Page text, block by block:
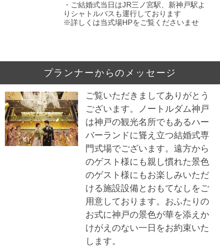
・ご結婚式当日はJR三ノ宮駅、新神戸駅よ
りシャトルバスも運行しております
※詳しくは当式場HPをご覧くださいませ
プランナーからのメッセージ
ご覧いただきましてありがとう
ございます。ノートルダム神戸
は神戸の観光名所でもあるハー
バーランドに聳え立つ結婚式専
門式場でございます。遠方から
のゲスト様にも親し慣れた景色
のゲスト様にもお楽しみいただ
ける施設設備とおもてなしをご
用意しております。おふたりの
お式に神戸の景色が華を添えか
けがえのない一日をお約束いた
します。